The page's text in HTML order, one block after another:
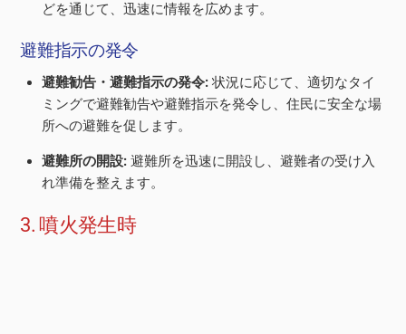
どを通じて、迅速に情報を広めます。
避難指示の発令
避難勧告・避難指示の発令: 状況に応じて、適切なタイ
ミングで避難勧告や避難指示を発令し、住民に安全な場
所への避難を促します。
避難所の開設: 避難所を迅速に開設し、避難者の受け入
れ準備を整えます。
3. 噴火発生時